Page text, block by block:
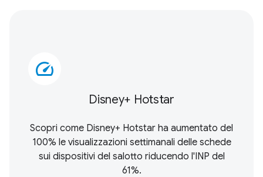
speed
Disney+ Hotstar
Scopri come Disney+ Hotstar ha aumentato del
100% le visualizzazioni settimanali delle schede
sui dispositivi del salotto riducendo l'INP del
61%.